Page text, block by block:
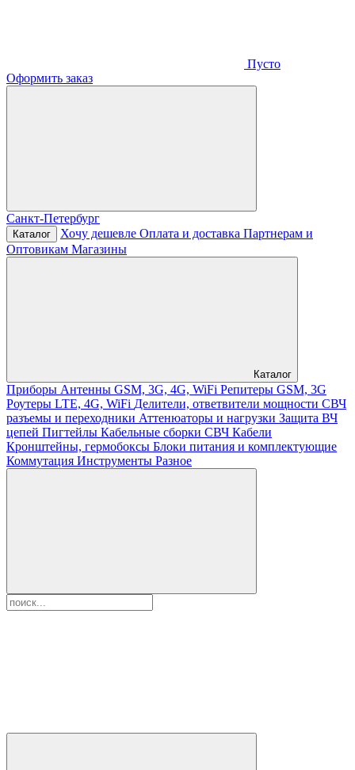
Пусто
Оформить заказ
Санкт-Петербург
Каталог Хочу дешевле Оплата и доставка Партнерам и
Оптовикам Магазины
Каталог
Приборы Антенны GSM, 3G, 4G, WiFi Репитеры GSM, 3G
Роутеры LTE, 4G, WiFi Делители, ответвители мощности СВЧ
разъемы и переходники Аттенюаторы и нагрузки Защита ВЧ
цепей Пигтейлы Кабельные сборки СВЧ Кабели
Кронштейны, гермобоксы Блоки питания и комплектующие
Коммутация Инструменты Разное